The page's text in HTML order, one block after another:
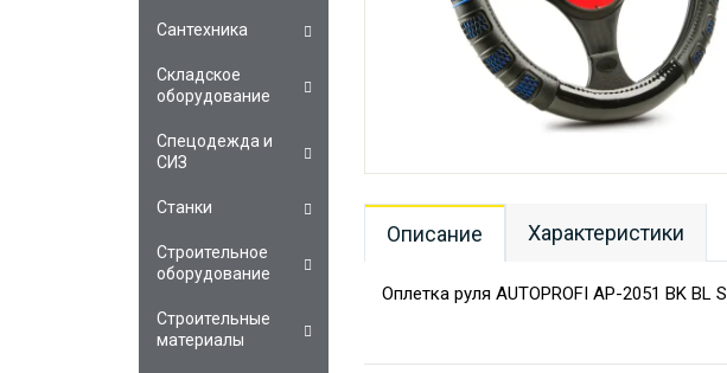
Описание Характеристики
Оплетка руля AUTOPROFI AP-2051 BK BL S
Сантехника
Складское
оборудование
Спецодежда и
СИЗ
Станки
Строительное
оборудование
Строительные
материалы